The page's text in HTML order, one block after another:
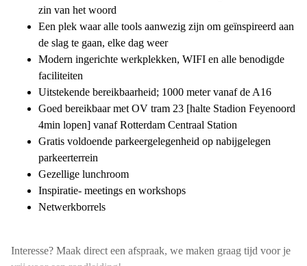
zin van het woord
Een plek waar alle tools aanwezig zijn om geïnspireerd aan
de slag te gaan, elke dag weer
Modern ingerichte werkplekken, WIFI en alle benodigde
faciliteiten
Uitstekende bereikbaarheid; 1000 meter vanaf de A16
Goed bereikbaar met OV tram 23 [halte Stadion Feyenoord
4min lopen] vanaf Rotterdam Centraal Station
Gratis voldoende parkeergelegenheid op nabijgelegen
parkeerterrein
Gezellige lunchroom
Inspiratie- meetings en workshops
Netwerkborrels
Interesse? Maak direct een afspraak, we maken graag tijd voor je